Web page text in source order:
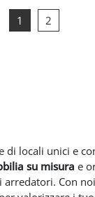
1 2
locali unici e
su misura e
Con